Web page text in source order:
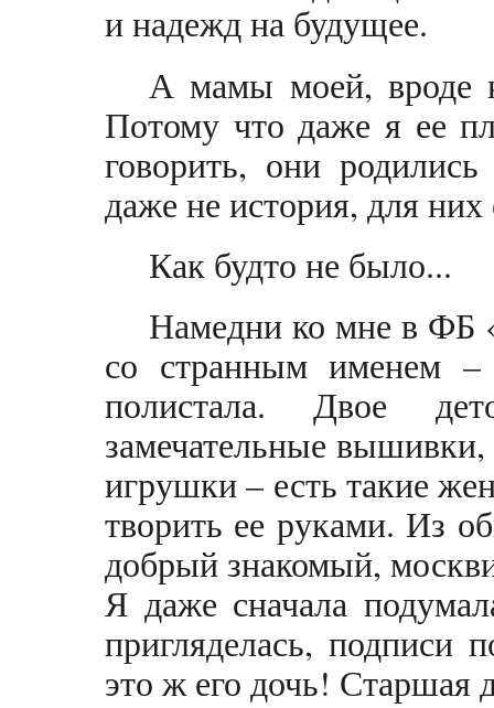
и надежд на будущее.
А мамы моей, вроде
Потому что даже я ее
говорить, они
даже не история, для
Как будто не было...
Намедни ко мне в ФБ
со странным именем
полистала. Двое
замечательные вышивки,
игрушки – есть такие
творить ее руками. Из
добрый знакомый,
Я даже сначала
пригляделась, подписи
это ж его дочь!